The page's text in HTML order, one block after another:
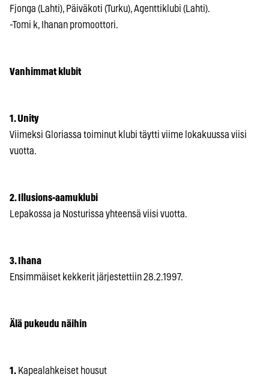
Fjonga (Lahti), Päiväkoti (Turku), Agenttiklubi (Lahti).
-Tomi k, Ihanan promoottori.
Vanhimmat klubit
1. Unity
Viimeksi Gloriassa toiminut klubi täytti viime lokakuussa viisi
vuotta.
2. Illusions-aamuklubi
Lepakossa ja Nosturissa yhteensä viisi vuotta.
3. Ihana
Ensimmäiset kekkerit järjestettiin 28.2.1997.
Älä pukeudu näihin
1. Kapealahkeiset housut